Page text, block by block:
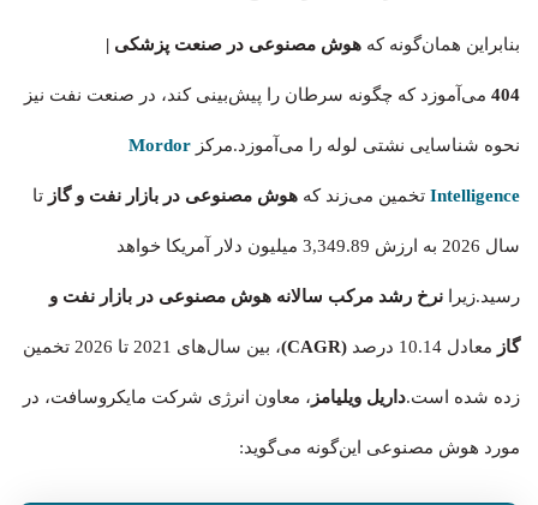
بنابراین همان‌گونه که هوش مصنوعی در صنعت پزشکی |
404 می‌آموزد که چگونه سرطان را پیش‌بینی کند، در صنعت نفت نیز
نحوه شناسایی نشتی لوله را می‌‍‌آموزد.مرکز Mordor
Intelligence تخمین می‌زند که هوش مصنوعی در بازار نفت و گاز تا
سال 2026 به ارزش 3,349.89 میلیون دلار آمریکا خواهد
رسید.زیرا نرخ رشد مرکب سالانه هوش مصنوعی در بازار نفت و
گاز معادل 10.14 درصد (CAGR) ، بین سال‌های 2021 تا 2026 تخمین
زده‌‌ شده است.داریل ویلیامز ، معاون انرژی شرکت مایکروسافت، در
مورد هوش مصنوعی این‌گونه می‌گوید: